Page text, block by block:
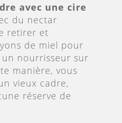
avec une cire
du nectar
retirer et
de miel pour
nourrisseur sur
manière, vous
vieux cadre,
réserve de